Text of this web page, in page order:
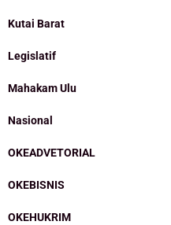
Kutai Barat
Legislatif
Mahakam Ulu
Nasional
OKEADVETORIAL
OKEBISNIS
OKEHUKRIM